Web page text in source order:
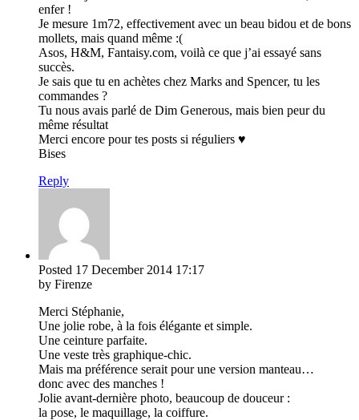
enfer !
Je mesure 1m72, effectivement avec un beau bidou et de bons
mollets, mais quand même :(
Asos, H&M, Fantaisy.com, voilà ce que j’ai essayé sans
succès.
Je sais que tu en achètes chez Marks and Spencer, tu les
commandes ?
Tu nous avais parlé de Dim Generous, mais bien peur du
même résultat
Merci encore pour tes posts si réguliers ♥
Bises
Reply
Posted 17 December 2014 17:17
by Firenze
Merci Stéphanie,
Une jolie robe, à la fois élégante et simple.
Une ceinture parfaite.
Une veste très graphique-chic.
Mais ma préférence serait pour une version manteau…
donc avec des manches !
Jolie avant-dernière photo, beaucoup de douceur :
la pose, le maquillage, la coiffure.